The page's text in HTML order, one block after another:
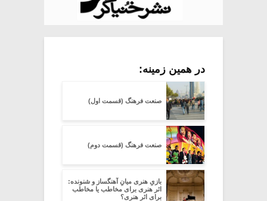
در همین زمینه:
صنعت فرهنگ (قسمت اول)
صنعت فرهنگ (قسمت دوم)
بازیِ هنری میانِ آهنگساز و شنونده:
اثر هنری برای مخاطب یا مخاطب
برای اثر هنری؟